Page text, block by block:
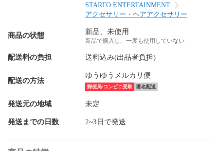
STARTO ENTERTAINMENT
アクセサリー・ヘアアクセサリー
商品の状態 新品、未使用
新品で購入し、一度も使用していない
配送料の負担 送料込み(出品者負担)
配送の方法
ゆうゆうメルカリ便
郵便局/コンビニ受取 匿名配送
発送元の地域 未定
発送までの日数 2~3日で発送